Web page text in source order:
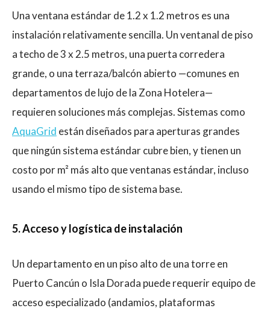
Una ventana estándar de 1.2 x 1.2 metros es una
instalación relativamente sencilla. Un ventanal de piso
a techo de 3 x 2.5 metros, una puerta corredera
grande, o una terraza/balcón abierto —comunes en
departamentos de lujo de la Zona Hotelera—
requieren soluciones más complejas. Sistemas como
AquaGrid están diseñados para aperturas grandes
que ningún sistema estándar cubre bien, y tienen un
costo por m² más alto que ventanas estándar, incluso
usando el mismo tipo de sistema base.
5. Acceso y logística de instalación
Un departamento en un piso alto de una torre en
Puerto Cancún o Isla Dorada puede requerir equipo de
acceso especializado (andamios, plataformas